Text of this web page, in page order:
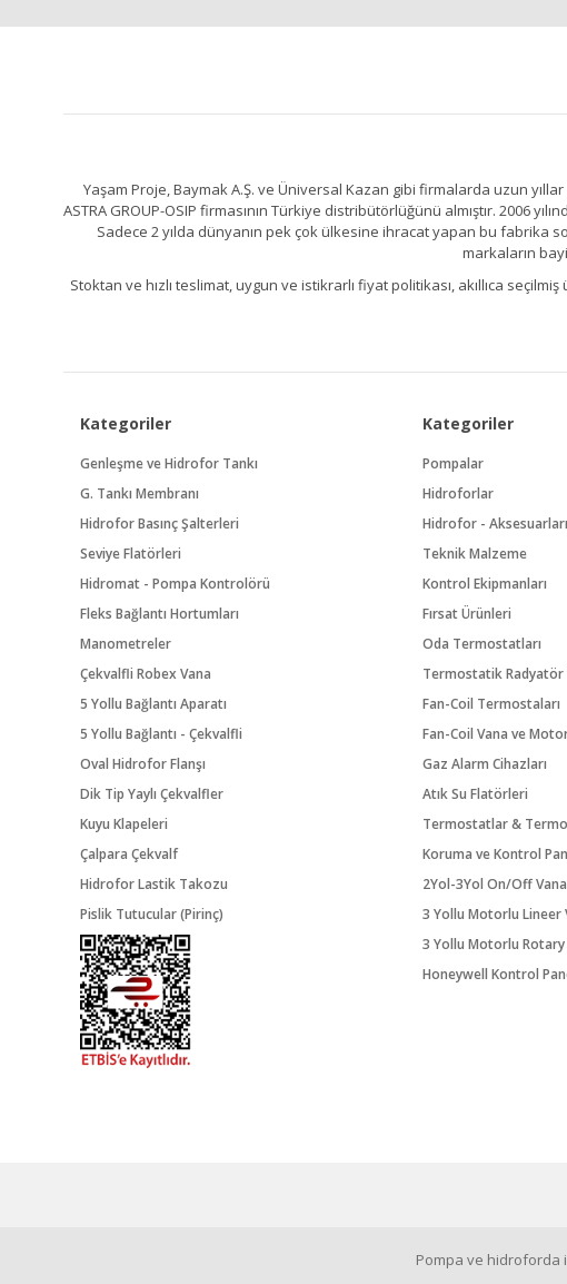
Yaşam Proje, Baymak A.Ş. ve Üniversal Kazan gibi firmalarda uzun
ASTRA GROUP-OSIP firmasının Türkiye distribütörlüğünü almıştır. 2006
Sadece 2 yılda dünyanın pek çok ülkesine ihracat yapan bu fabrika
markaların
Stoktan ve hızlı teslimat, uygun ve istikrarlı fiyat politikası, akıllıca
Kategoriler
Genleşme ve Hidrofor Tankı
G. Tankı Membranı
Hidrofor Basınç Şalterleri
Seviye Flatörleri
Hidromat - Pompa Kontrolörü
Fleks Bağlantı Hortumları
Manometreler
Çekvalfli Robex Vana
5 Yollu Bağlantı Aparatı
5 Yollu Bağlantı - Çekvalfli
Oval Hidrofor Flanşı
Dik Tip Yaylı Çekvalfler
Kuyu Klapeleri
Çalpara Çekvalf
Hidrofor Lastik Takozu
Pislik Tutucular (Pirinç)
Kategoriler
Pompalar
Hidroforlar
Hidrofor - Aksesuarları
Teknik Malzeme
Kontrol Ekipmanları
Fırsat Ürünleri
Oda Termostatları
Termostatik Radyatör
Fan-Coil Termostaları
Fan-Coil Vana ve
Gaz Alarm Cihazları
Atık Su Flatörleri
Termostatlar &
Koruma ve Kontrol
2Yol-3Yol On/Off
3 Yollu Motorlu Lineer
3 Yollu Motorlu Rotary
Honeywell Kontrol
Pompa ve hidroforda